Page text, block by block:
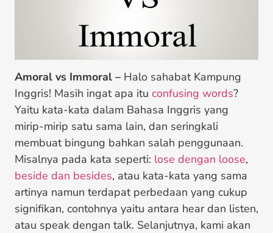
Amoral vs Immoral – Halo sahabat Kampung
Inggris! Masih ingat apa itu confusing words?
Yaitu kata-kata dalam Bahasa Inggris yang
mirip-mirip satu sama lain, dan seringkali
membuat bingung bahkan salah penggunaan.
Misalnya pada kata seperti: lose dengan loose,
beside dan besides, atau kata-kata yang sama
artinya namun terdapat perbedaan yang cukup
signifikan, contohnya yaitu antara hear dan listen,
atau speak dengan talk. Selanjutnya, kami akan